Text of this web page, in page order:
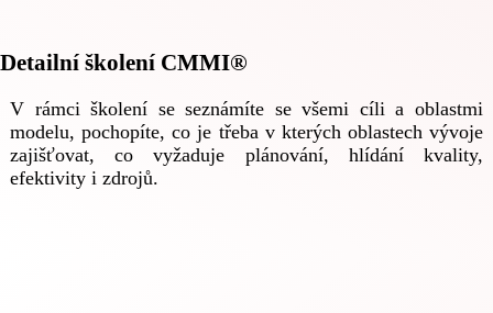
Detailní školení CMMI®
V rámci školení se seznámíte se všemi cíli a oblastmi
modelu, pochopíte, co je třeba v kterých oblastech vývoje
zajišťovat, co vyžaduje plánování, hlídání kvality,
efektivity i zdrojů.